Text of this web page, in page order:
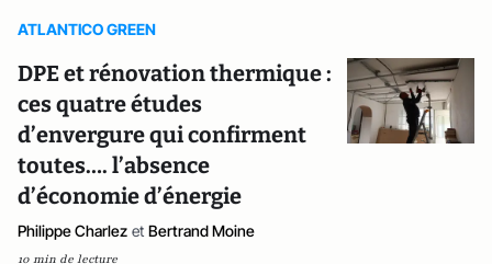
ATLANTICO GREEN
DPE et rénovation thermique :
ces quatre études
d’envergure qui confirment
toutes…. l’absence
d’économie d’énergie
Philippe Charlez et Bertrand Moine
10 min de lecture